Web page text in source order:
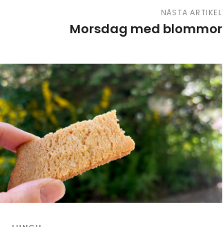
NÄSTA ARTIKEL
Morsdag med blommor